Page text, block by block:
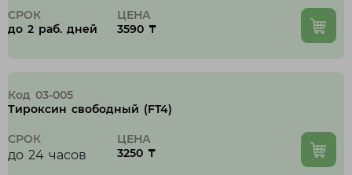
СРОК
до 2 раб. дней
ЦЕНА
3590 ₸
Код 03-005
Тироксин cвободный (FT4)
СРОК
до 24 часов
ЦЕНА
3250 ₸
Т
Темиртау
Туркестанская область
У